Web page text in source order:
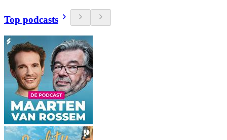
Top podcasts